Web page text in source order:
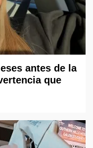
antes de la
que